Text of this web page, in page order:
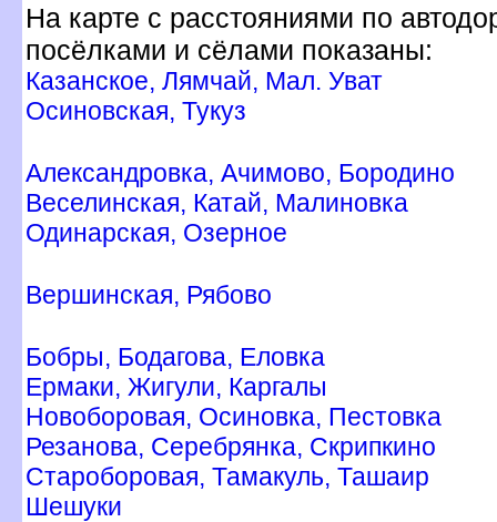
На карте с расстояниями по
посёлками и сёлами показаны:
Казанское, Лямчай, Мал. Уват
Осиновская, Тукуз
Александровка, Ачимово, Бородино
еселинская, Катай, Малиновка
Одинарская, Озерное
ершинская, Рябово
Бобры, Бодагова, Еловка
Ермаки, Жигули, Каргалы
Новоборовая, Осиновка, Пестовка
Резанова, Серебрянка, Скрипкино
Староборовая, Тамакуль, Ташаир
Шешуки